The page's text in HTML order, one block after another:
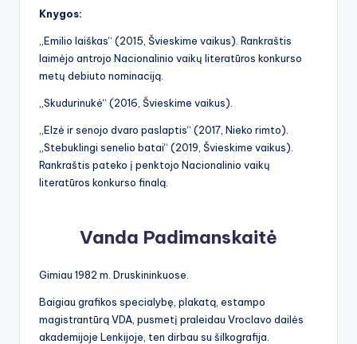
Knygos:
„Emilio laiškas“ (2015, Švieskime vaikus). Rankraštis
laimėjo antrojo Nacionalinio vaikų literatūros konkurso
metų debiuto nominaciją.
„Skudurinukė“ (2016, Švieskime vaikus).
„Elzė ir senojo dvaro paslaptis“ (2017, Nieko rimto).
„Stebuklingi senelio batai“ (2019, Švieskime vaikus).
Rankraštis pateko į penktojo Nacionalinio vaikų
literatūros konkurso finalą.
Vanda Padimanskaitė
Gimiau 1982 m. Druskininkuose.
Baigiau grafikos specialybę, plakatą, estampo
magistrantūrą VDA, pusmetį praleidau Vroclavo dailės
akademijoje Lenkijoje, ten dirbau su šilkografija.